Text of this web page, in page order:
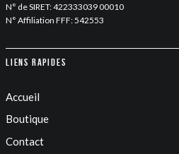
N° de SIRET: 422333039 00010
N° Affiliation FFF: 542553
Liens rapides
Accueil
Boutique
Contact